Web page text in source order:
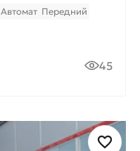
Автомат Передний
45